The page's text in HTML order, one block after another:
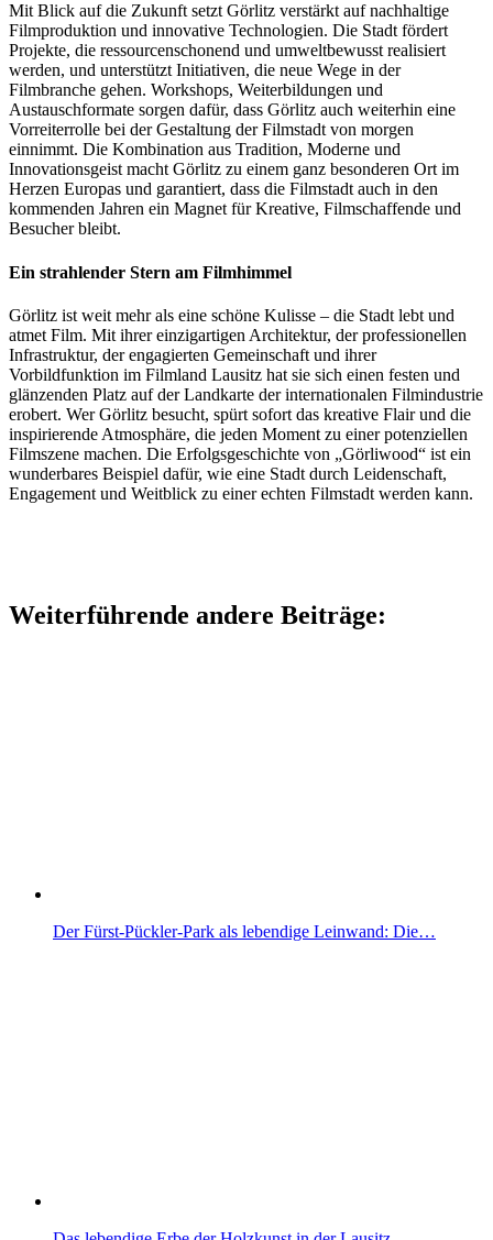
Mit Blick auf die Zukunft setzt Görlitz verstärkt auf nachhaltige
Filmproduktion und innovative Technologien. Die Stadt fördert
Projekte, die ressourcenschonend und umweltbewusst realisiert
werden, und unterstützt Initiativen, die neue Wege in der
Filmbranche gehen. Workshops, Weiterbildungen und
Austauschformate sorgen dafür, dass Görlitz auch weiterhin eine
Vorreiterrolle bei der Gestaltung der Filmstadt von morgen
einnimmt. Die Kombination aus Tradition, Moderne und
Innovationsgeist macht Görlitz zu einem ganz besonderen Ort im
Herzen Europas und garantiert, dass die Filmstadt auch in den
kommenden Jahren ein Magnet für Kreative, Filmschaffende und
Besucher bleibt.
Ein strahlender Stern am Filmhimmel
Görlitz ist weit mehr als eine schöne Kulisse – die Stadt lebt und
atmet Film. Mit ihrer einzigartigen Architektur, der professionellen
Infrastruktur, der engagierten Gemeinschaft und ihrer
Vorbildfunktion im Filmland Lausitz hat sie sich einen festen und
glänzenden Platz auf der Landkarte der internationalen Filmindustrie
erobert. Wer Görlitz besucht, spürt sofort das kreative Flair und die
inspirierende Atmosphäre, die jeden Moment zu einer potenziellen
Filmszene machen. Die Erfolgsgeschichte von „Görliwood“ ist ein
wunderbares Beispiel dafür, wie eine Stadt durch Leidenschaft,
Engagement und Weitblick zu einer echten Filmstadt werden kann.
Weiterführende andere Beiträge:
Der Fürst-Pückler-Park als lebendige Leinwand: Die…